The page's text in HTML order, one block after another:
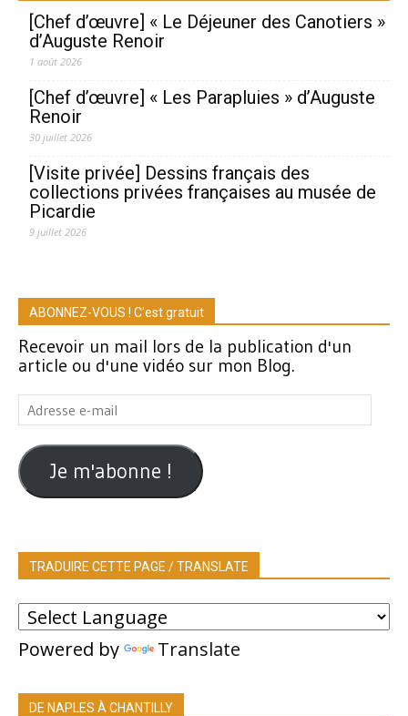
[Chef d’œuvre] « Le Déjeuner des Canotiers »
d’Auguste Renoir
1 août 2026
[Chef d’œuvre] « Les Parapluies » d’Auguste
Renoir
30 juillet 2026
[Visite privée] Dessins français des
collections privées françaises au musée de
Picardie
9 juillet 2026
ABONNEZ-VOUS ! C'est gratuit
Recevoir un mail lors de la publication d'un
article ou d'une vidéo sur mon Blog.
Adresse
e-
mail
Je m'abonne !
TRADUIRE CETTE PAGE / TRANSLATE
Powered by Translate
DE NAPLES À CHANTILLY